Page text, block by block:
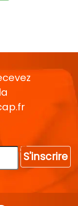
S'inscrire